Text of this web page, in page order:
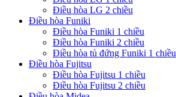
Điều hòa LG 2 chiều
Điều hòa Funiki
Điều hòa Funiki 1 chiều
Điều hòa Funiki 2 chiều
Điều hòa tủ đứng Funiki 1 chiều
Điều hòa Fujitsu
Điều hòa Fujitsu 1 chiều
Điều hòa Fujitsu 2 chiều